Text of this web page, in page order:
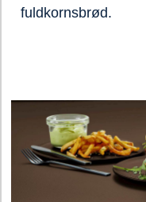
fuldkornsbrød.